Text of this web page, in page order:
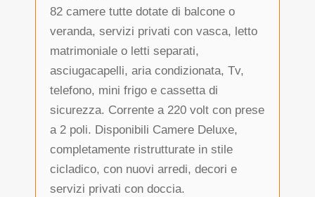
82 camere tutte dotate di balcone o
veranda, servizi privati con vasca, letto
matrimoniale o letti separati,
asciugacapelli, aria condizionata, Tv,
telefono, mini frigo e cassetta di
sicurezza. Corrente a 220 volt con prese
a 2 poli. Disponibili Camere Deluxe,
completamente ristrutturate in stile
cicladico, con nuovi arredi, decori e
servizi privati con doccia.